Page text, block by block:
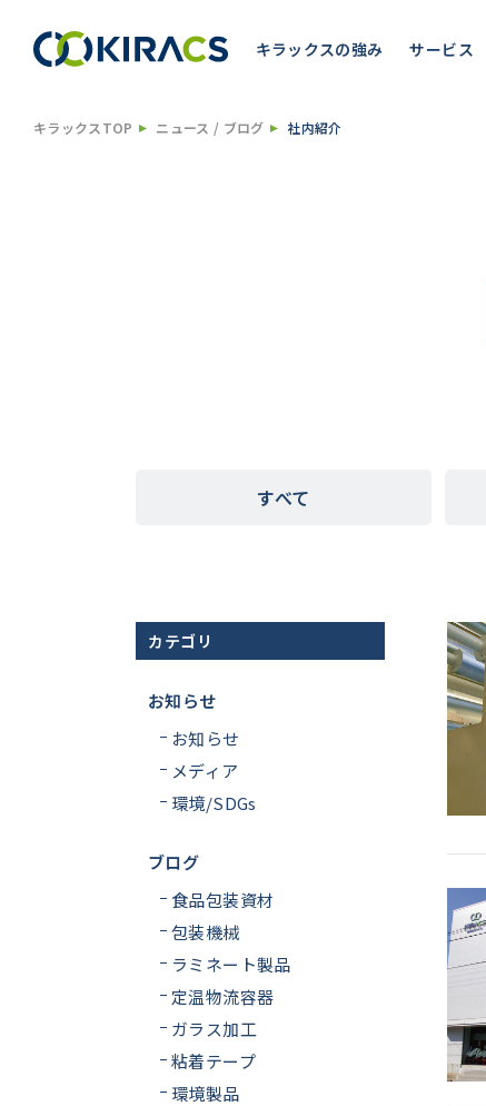
キラックスの強み サービス
キラックスTOP ニュース / ブログ 社内紹介
すべて
カテゴリ
お知らせ
お知らせ
メディア
環境/SDGs
ブログ
食品包装資材
包装機械
ラミネート製品
定温物流容器
ガラス加工
粘着テープ
環境製品